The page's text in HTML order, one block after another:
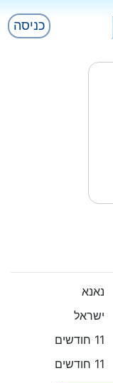
כניסה
נאנא
ישראל
11 חודשים
11 חודשים